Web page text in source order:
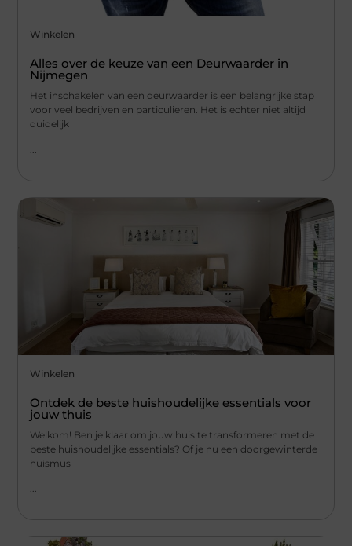
Winkelen
Alles over de keuze van een Deurwaarder in
Nijmegen
Het inschakelen van een deurwaarder is een belangrijke stap
voor veel bedrijven en particulieren. Het is echter niet altijd
duidelijk
Winkelen
Ontdek de beste huishoudelijke essentials voor
jouw thuis
Welkom! Ben je klaar om jouw huis te transformeren met de
beste huishoudelijke essentials? Of je nu een doorgewinterde
huismus
...